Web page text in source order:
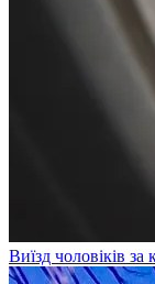
Виїзд чоловіків